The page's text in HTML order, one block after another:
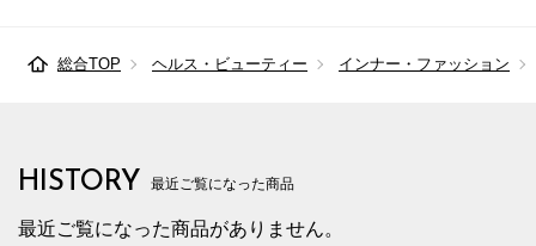
総合TOP ヘルス・ビューティー インナー・ファッション
HISTORY 最近ご覧になった商品
最近ご覧になった商品がありません。